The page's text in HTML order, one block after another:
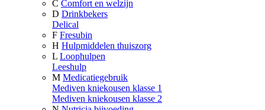
C Comfort en welzijn
D Drinkbekers
Delical
F Fresubin
H Hulpmiddelen thuiszorg
L Loophulpen
Leeshulp
M Medicatiegebruik
Mediven kniekousen klasse 1
Mediven kniekousen klasse 2